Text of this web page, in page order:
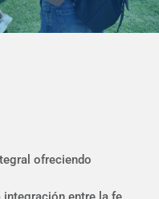
ofreciendo